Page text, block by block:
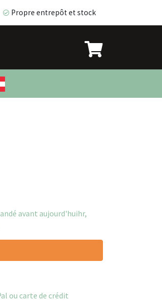
Propre entrepôt et stock
avant aujourd'huihr,
ou carte de crédit